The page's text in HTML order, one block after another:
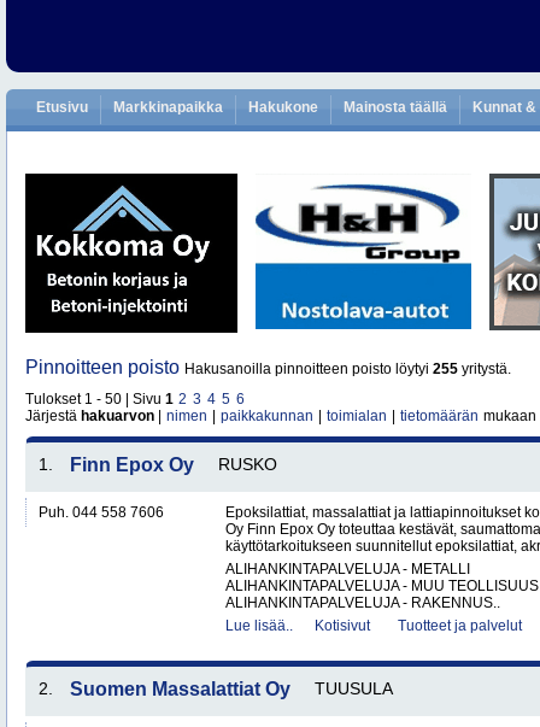
Etusivu Markkinapaikka Hakukone Mainosta täällä Kunnat
Pinnoitteen poisto Hakusanoilla pinnoitteen poisto löytyi 255 yritystä.
Tulokset 1 - 50 | Sivu 1 2 3 4 5 6
Järjestä hakuarvon nimen paikkakunnan toimialan tietomäärän mukaan
1. Finn Epox Oy RUSKO
Puh. 044 558 7606
Epoksilattiat, massalattiat ja lattiapinnoitukset
Oy Finn Epox Oy toteuttaa kestävät,
käyttötarkoitukseen suunnitellut epoksilattiat,
ALIHANKINTAPALVELUJA - METALLI
ALIHANKINTAPALVELUJA - MUU TEOLLISUUS
ALIHANKINTAPALVELUJA - RAKENNUS..
Lue lisää..
Kotisivut Tuotteet ja palvelut
2. Suomen Massalattiat Oy TUUSULA